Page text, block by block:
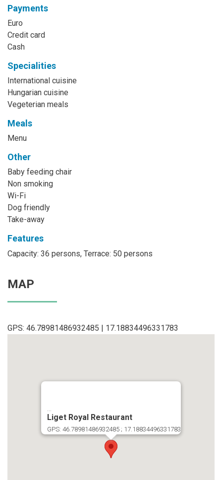
Payments
Euro
Credit card
Cash
Specialities
International cuisine
Hungarian cuisine
Vegeterian meals
Meals
Menu
Other
Baby feeding chair
Non smoking
Wi-Fi
Dog friendly
Take-away
Features
Capacity: 36 persons, Terrace: 50 persons
MAP
GPS: 46.78981486932485 | 17.18834496331783
...
Liget Royal Restaurant
GPS: 46.78981486932485 ; 17.18834496331783